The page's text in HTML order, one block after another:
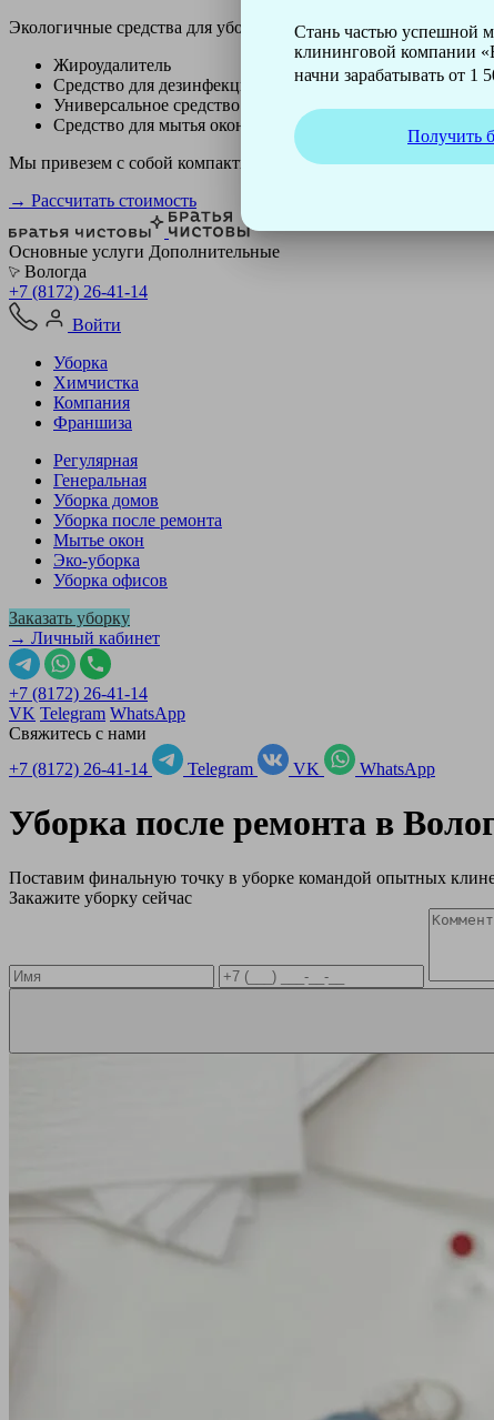
Стань частью успешной
клининговой компании
начни зарабатывать от 1
Получить
Экологичные средства для уборки немецкой марки Kiehl:
Жироудалитель
Средство для дезинфекции
Универсальное средство
Средство для мытья окон
Мы привезем с собой компактный профессиональный
→ Рассчитать стоимость
Основные услуги Дополнительные
Вологда
+7 (8172) 26-41-14
Войти
Уборка
Химчистка
Компания
Франшиза
Регулярная
Генеральная
Уборка домов
Уборка после ремонта
Мытье окон
Эко-уборка
Уборка офисов
Заказать уборку
→ Личный кабинет
+7 (8172) 26-41-14
VK Telegram WhatsApp
Свяжитесь с нами
+7 (8172) 26-41-14
Telegram VK WhatsApp
Уборка после ремонта в
Поставим финальную точку в уборке командой опытных
Закажите уборку сейчас